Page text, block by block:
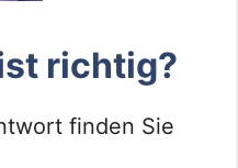
richtig?
finden Sie